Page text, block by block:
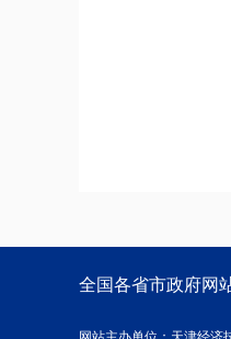
全国各省市政府网